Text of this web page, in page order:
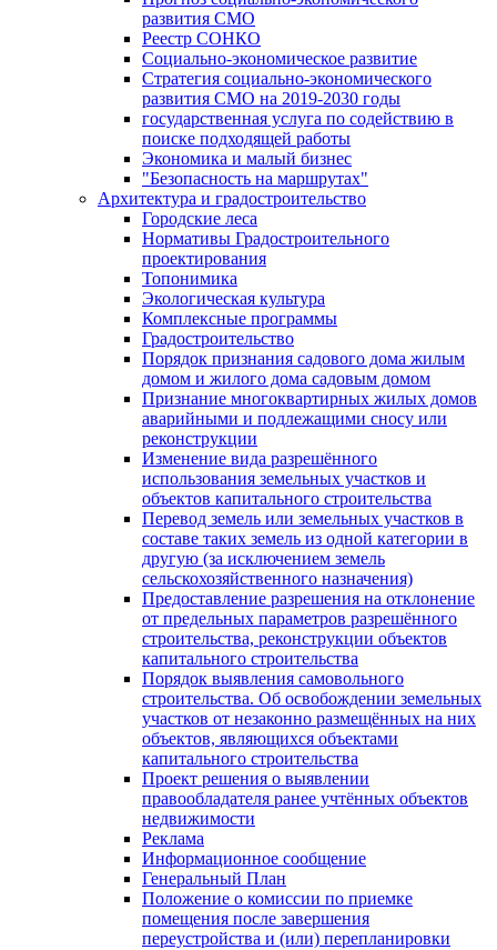
развития СМО
Реестр СОНКО
Социально-экономическое развитие
Стратегия социально-экономического
развития СМО на 2019-2030 годы
государственная услуга по содействию в
поиске подходящей работы
Экономика и малый бизнес
"Безопасность на маршрутах"
Архитектура и градостроительство
Городские леса
Нормативы Градостроительного
проектирования
Топонимика
Экологическая культура
Комплексные программы
Градостроительство
Порядок признания садового дома жилым
домом и жилого дома садовым домом
Признание многоквартирных жилых домов
аварийными и подлежащими сносу или
реконструкции
Изменение вида разрешённого
использования земельных участков и
объектов капитального строительства
Перевод земель или земельных участков в
составе таких земель из одной категории в
другую (за исключением земель
сельскохозяйственного назначения)
Предоставление разрешения на отклонение
от предельных параметров разрешённого
строительства, реконструкции объектов
капитального строительства
Порядок выявления самовольного
строительства. Об освобождении земельных
участков от незаконно размещённых на них
объектов, являющихся объектами
капитального строительства
Проект решения о выявлении
правообладателя ранее учтённых объектов
недвижимости
Реклама
Информационное сообщение
Генеральный План
Положение о комиссии по приемке
помещения после завершения
переустройства и (или) перепланировки